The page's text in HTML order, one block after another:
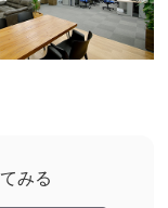
みる